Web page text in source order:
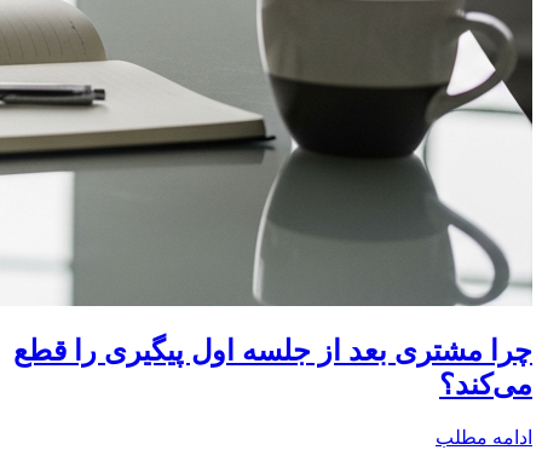
چرا مشتری بعد از جلسه اول پیگیری را قطع
می‌کند؟
ادامه مطلب